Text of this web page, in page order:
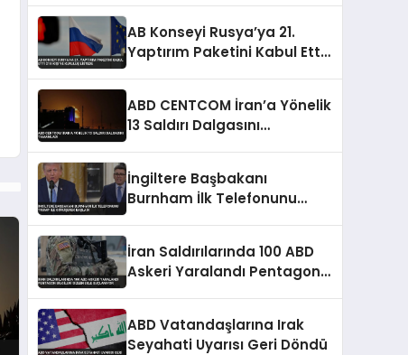
AB Konseyi Rusya’ya 21.
Yaptırım Paketini Kabul Etti
ABD CENTCOM İran’a Yönelik
13 Saldırı Dalgasını
İngiltere Başbakanı
Burnham İlk Telefonunu
İran Saldırılarında 100 ABD
Askeri Yaralandı Pentagon
ABD Vatandaşlarına Irak
Seyahati Uyarısı Geri Döndü